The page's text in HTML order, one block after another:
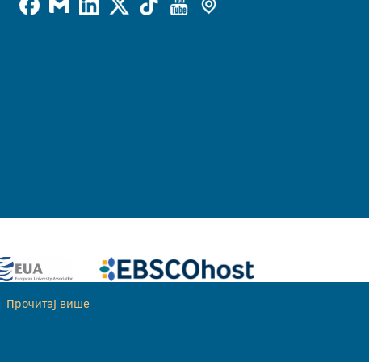
Прочитај више